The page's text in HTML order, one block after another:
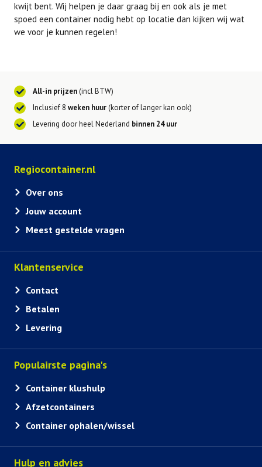
kwijt bent. Wij helpen je daar graag bij en ook als je met
spoed een container nodig hebt op locatie dan kijken wij wat
we voor je kunnen regelen!
All-in prijzen(incl BTW)
Inclusief 8 weken huur(korter of langer kan ook)
Levering door heel Nederland binnen 24 uur
Regiocontainer.nl
Over ons
Jouw account
Meest gestelde vragen
Klantenservice
Contact
Betalen
Levering
Populairste pagina's
Container klushulp
Afzetcontainers
Container ophalen/wissel
Hulp en advies